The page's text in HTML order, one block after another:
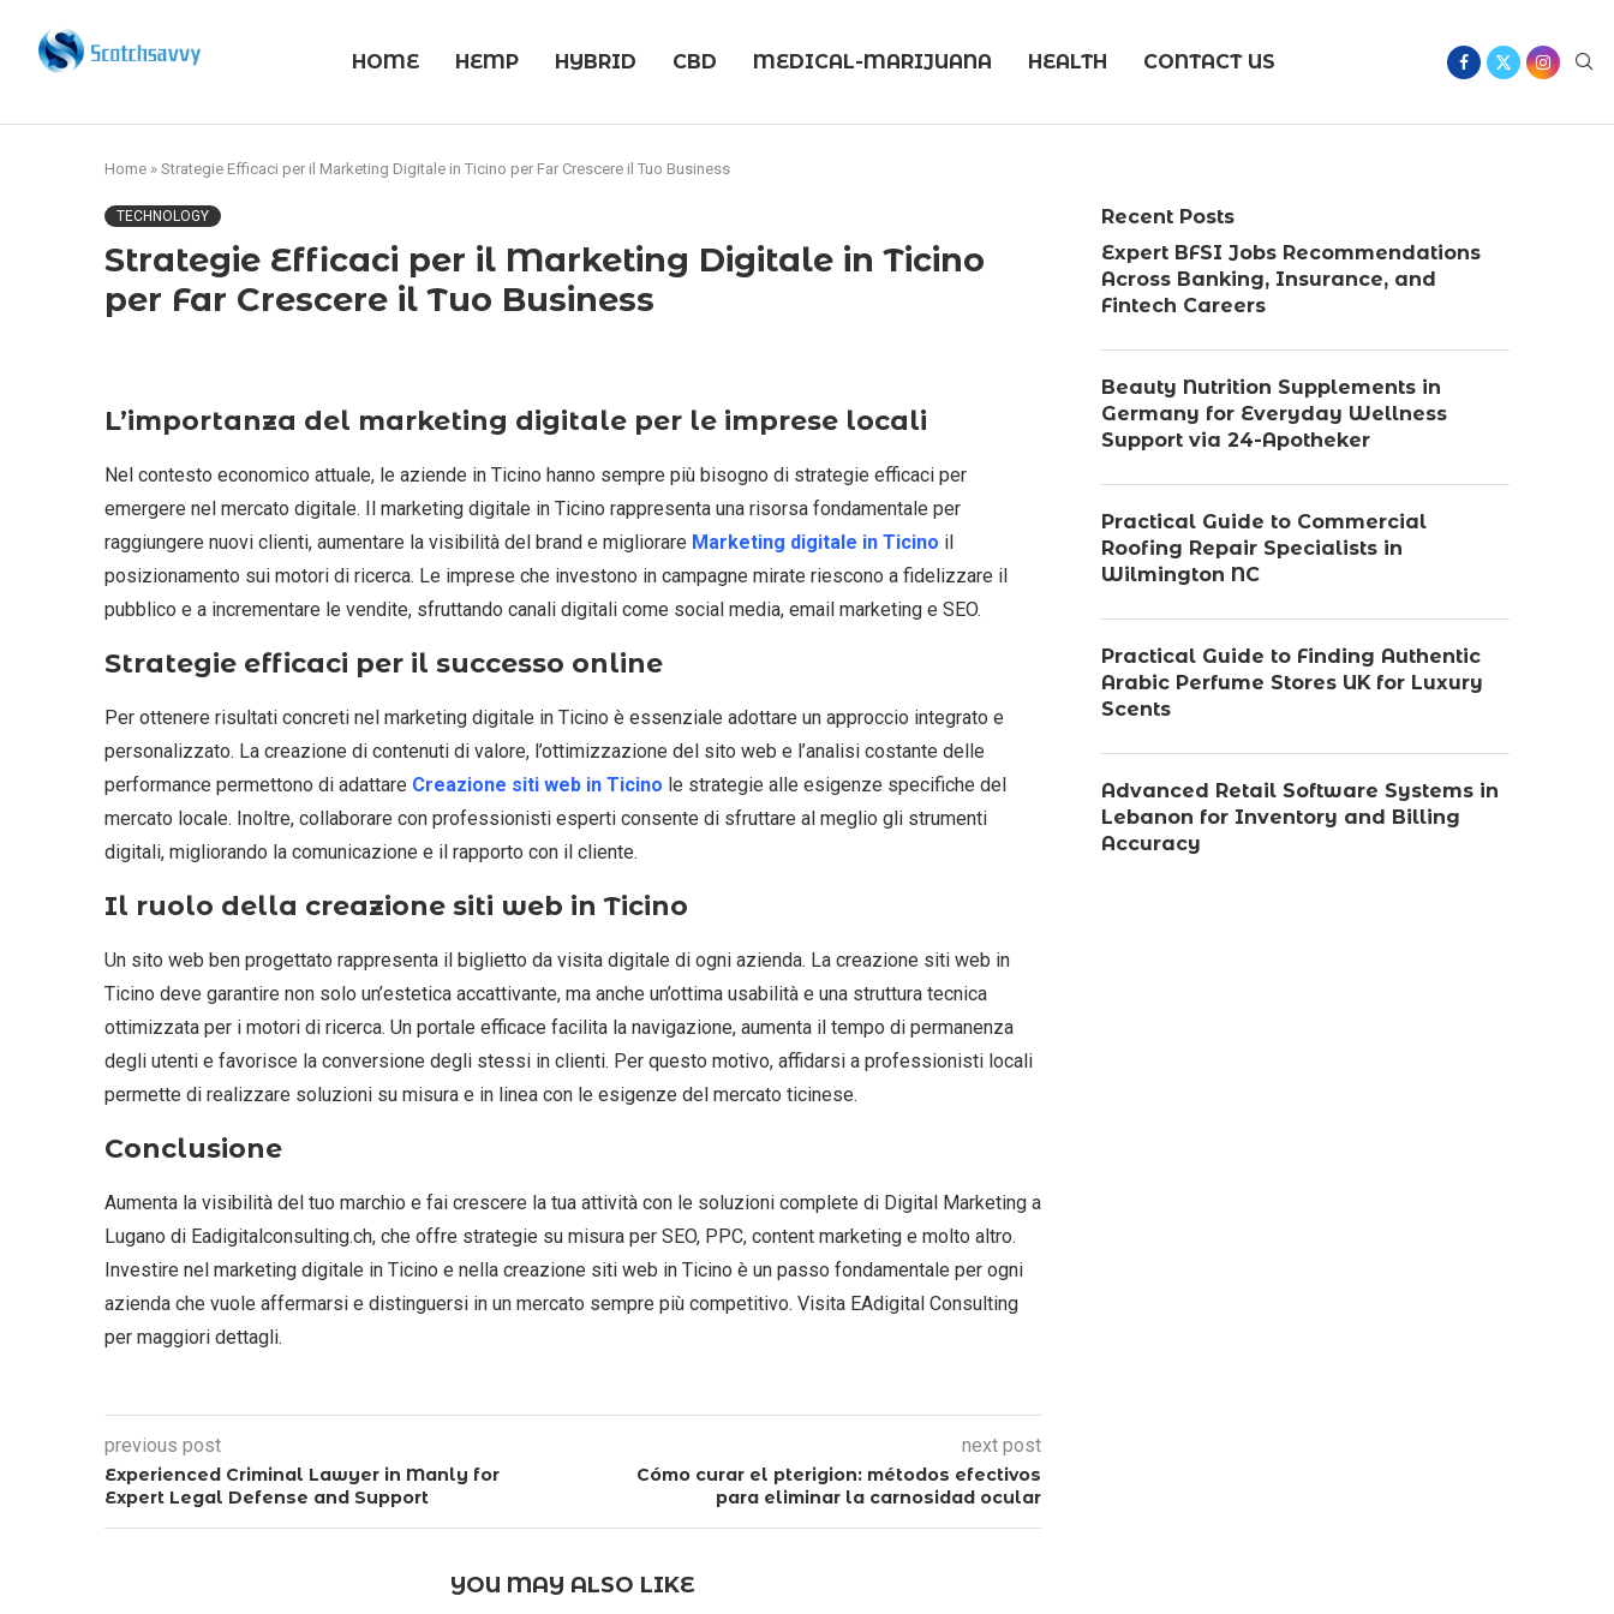
HOME HEMP HYBRID CBD MEDICAL-MARIJUANA HEALTH CONTACT US
Home » Strategie Efficaci per il Marketing Digitale in Ticino per Far Crescere il Tuo Business
TECHNOLOGY
Strategie Efficaci per il Marketing Digitale in Ticino
per Far Crescere il Tuo Business
L’importanza del marketing digitale per le imprese locali
Nel contesto economico attuale, le aziende in Ticino hanno sempre più bisogno di strategie efficaci per
emergere nel mercato digitale. Il marketing digitale in Ticino rappresenta una risorsa fondamentale per
raggiungere nuovi clienti, aumentare la visibilità del brand e migliorare Marketing digitale in Ticino il
posizionamento sui motori di ricerca. Le imprese che investono in campagne mirate riescono a fidelizzare il
pubblico e a incrementare le vendite, sfruttando canali digitali come social media, email marketing e SEO.
Strategie efficaci per il successo online
Per ottenere risultati concreti nel marketing digitale in Ticino è essenziale adottare un approccio integrato e
personalizzato. La creazione di contenuti di valore, l’ottimizzazione del sito web e l’analisi costante delle
performance permettono di adattare Creazione siti web in Ticino le strategie alle esigenze specifiche del
mercato locale. Inoltre, collaborare con professionisti esperti consente di sfruttare al meglio gli strumenti
digitali, migliorando la comunicazione e il rapporto con il cliente.
Il ruolo della creazione siti web in Ticino
Un sito web ben progettato rappresenta il biglietto da visita digitale di ogni azienda. La creazione siti web in
Ticino deve garantire non solo un’estetica accattivante, ma anche un’ottima usabilità e una struttura tecnica
ottimizzata per i motori di ricerca. Un portale efficace facilita la navigazione, aumenta il tempo di permanenza
degli utenti e favorisce la conversione degli stessi in clienti. Per questo motivo, affidarsi a professionisti locali
permette di realizzare soluzioni su misura e in linea con le esigenze del mercato ticinese.
Conclusione
Aumenta la visibilità del tuo marchio e fai crescere la tua attività con le soluzioni complete di Digital Marketing a
Lugano di Eadigitalconsulting.ch, che offre strategie su misura per SEO, PPC, content marketing e molto altro.
Investire nel marketing digitale in Ticino e nella creazione siti web in Ticino è un passo fondamentale per ogni
azienda che vuole affermarsi e distinguersi in un mercato sempre più competitivo. Visita EAdigital Consulting
per maggiori dettagli.
previous post
Experienced Criminal Lawyer in Manly for
Expert Legal Defense and Support
next post
Cómo curar el pterigion: métodos efectivos
para eliminar la carnosidad ocular
YOU MAY ALSO LIKE
Recent Posts
Expert BFSI Jobs Recommendations
Across Banking, Insurance, and
Fintech Careers
Beauty Nutrition Supplements in
Germany for Everyday Wellness
Support via 24-Apotheker
Practical Guide to Commercial
Roofing Repair Specialists in
Wilmington NC
Practical Guide to Finding Authentic
Arabic Perfume Stores UK for Luxury
Scents
Advanced Retail Software Systems in
Lebanon for Inventory and Billing
Accuracy